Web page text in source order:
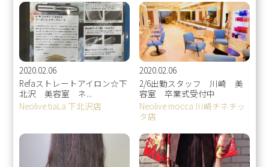
2020.02.06
Refaストレートアイロン☆下
北沢 美容室 ネ...
Neolive tiaLa 下北沢店
2020.02.06
2/6出勤スタッフ 川崎 美
容室 卒業式受付中
Neolive mocca 川崎チネチッ
タ店